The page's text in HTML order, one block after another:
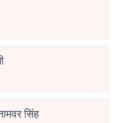
सिंह